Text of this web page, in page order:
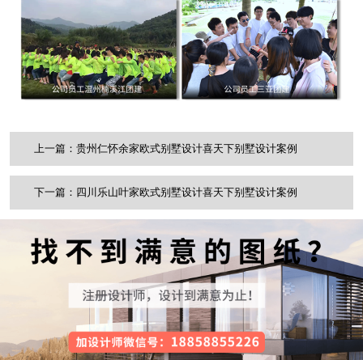
上一篇：贵州仁怀余家欧式别墅设计喜天下别墅设计案例
下一篇：四川乐山叶家欧式别墅设计喜天下别墅设计案例